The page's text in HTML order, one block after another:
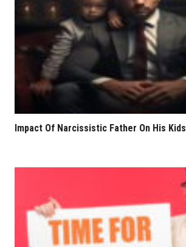
Impact Of Narcissistic Father On His Kids